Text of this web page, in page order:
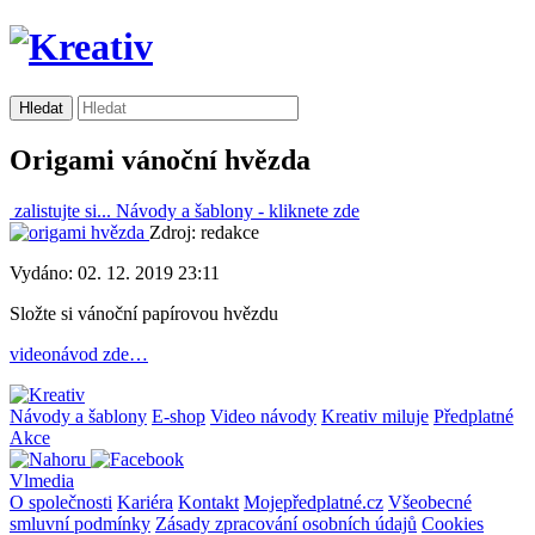
Origami vánoční hvězda
zalistujte si... Návody a šablony - kliknete zde
Zdroj: redakce
Vydáno: 02. 12. 2019 23:11
Složte si vánoční papírovou hvězdu
videonávod zde…
Návody a šablony E-shop Video návody Kreativ miluje Předplatné
Akce
Vlmedia
O společnosti Kariéra Kontakt Mojepředplatné.cz Všeobecné
smluvní podmínky Zásady zpracování osobních údajů Cookies